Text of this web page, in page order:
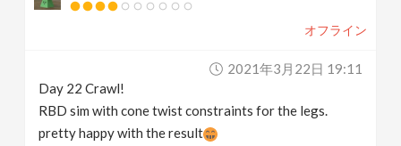
オフライン
2021年3月22日 19:11
Day 22 Crawl!
RBD sim with cone twist constraints for the legs.
pretty happy with the result